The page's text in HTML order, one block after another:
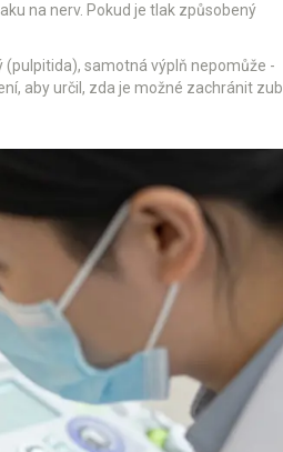
na nerv. Pokud je tlak způsobený
samotná výplň nepomůže -
aby určil, zda je možné zachránit zub